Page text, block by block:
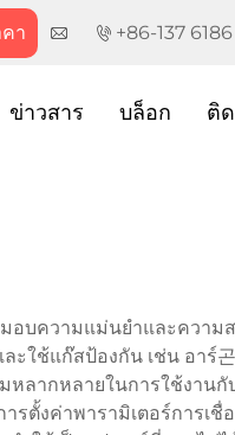
า +86-137
ข่าวสาร บล็อก ติ
อบความแม่นยำและความ
ะใช้แก๊สป้องกัน เช่น อาร์
ลากหลายในการใช้งานกั
ตั้งค่าพารามิเตอร์การเชื่